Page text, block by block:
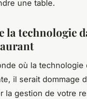
une table.
la technologie
où la technologie
il serait dommage
la gestion de votre